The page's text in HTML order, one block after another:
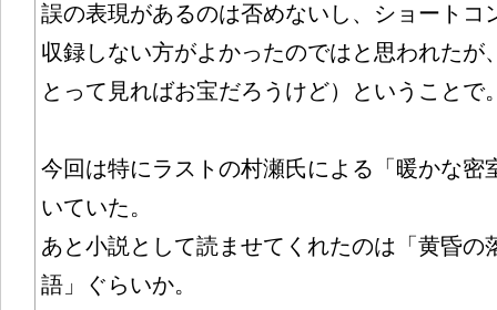
誤の表現があるのは否めないし、ショートコ
収録しない方がよかったのではと思われたが
とって見ればお宝だろうけど）ということで
今回は特にラストの村瀬氏による「暖かな密
いていた。
あと小説として読ませてくれたのは「黄昏の
語」ぐらいか。